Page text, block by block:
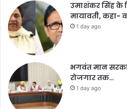
उमाशंकर सिंह के
मायावती, कहा-
1 day ago
भगवंत मान
रोजगार तक…
1 day ago